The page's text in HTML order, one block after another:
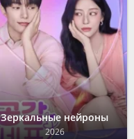
Зеркальные нейроны
2026